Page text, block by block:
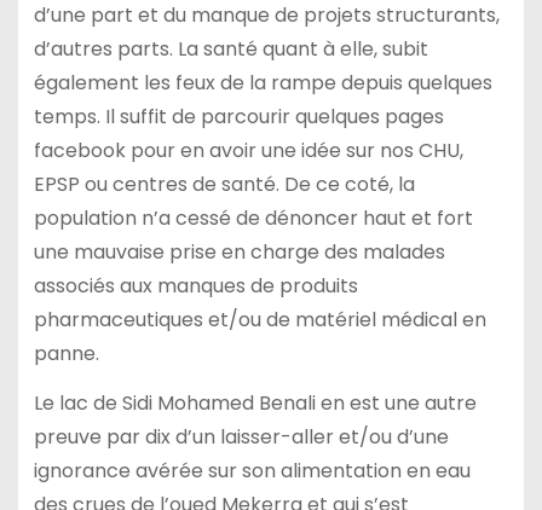
d’une part et du manque de projets structurants,
d’autres parts. La santé quant à elle, subit
également les feux de la rampe depuis quelques
temps. Il suffit de parcourir quelques pages
facebook pour en avoir une idée sur nos CHU,
EPSP ou centres de santé. De ce coté, la
population n’a cessé de dénoncer haut et fort
une mauvaise prise en charge des malades
associés aux manques de produits
pharmaceutiques et/ou de matériel médical en
panne.
Le lac de Sidi Mohamed Benali en est une autre
preuve par dix d’un laisser-aller et/ou d’une
ignorance avérée sur son alimentation en eau